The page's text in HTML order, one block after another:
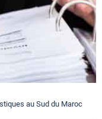
au Sud du Maroc